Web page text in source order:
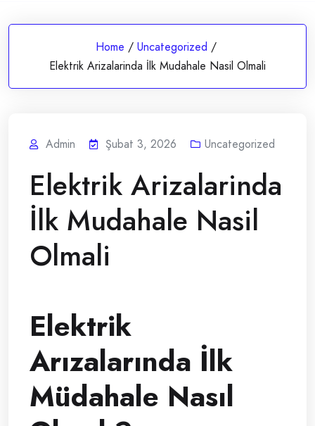
Home / Uncategorized /
Elektrik Arizalarinda İlk Mudahale Nasil Olmali
Admin Şubat 3, 2026 Uncategorized
Elektrik Arizalarinda
İlk Mudahale Nasil
Olmali
Elektrik
Arızalarında İlk
Müdahale Nasıl